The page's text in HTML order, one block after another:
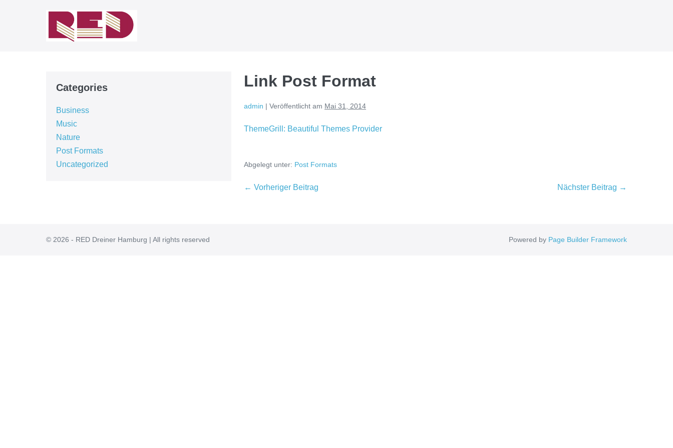
Categories
Business
Music
Nature
Post Formats
Uncategorized
Link Post Format
admin | Veröffentlicht am Mai 31, 2014
ThemeGrill: Beautiful Themes Provider
Abgelegt unter: Post Formats
Beitragsnavigation
← Vorheriger Beitrag Nächster Beitrag →
© 2026 - RED Dreiner Hamburg | All rights reserved Powered by Page Builder Framework